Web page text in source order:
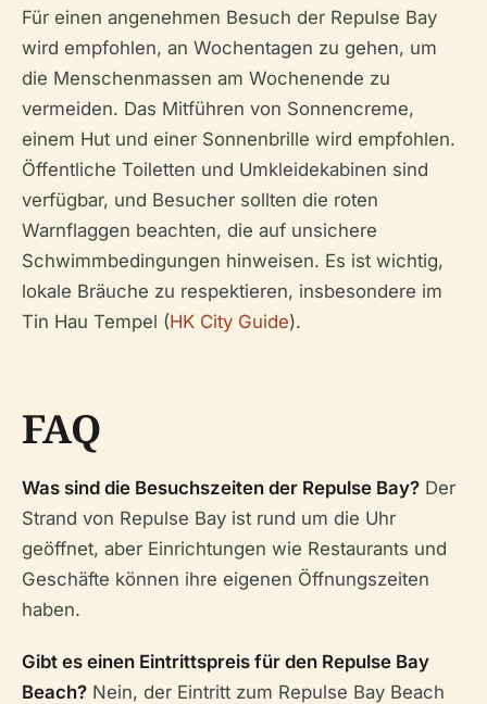
Für einen angenehmen Besuch der Repulse Bay
wird empfohlen, an Wochentagen zu gehen, um
die Menschenmassen am Wochenende zu
vermeiden. Das Mitführen von Sonnencreme,
einem Hut und einer Sonnenbrille wird empfohlen.
Öffentliche Toiletten und Umkleidekabinen sind
verfügbar, und Besucher sollten die roten
Warnflaggen beachten, die auf unsichere
Schwimmbedingungen hinweisen. Es ist wichtig,
lokale Bräuche zu respektieren, insbesondere im
Tin Hau Tempel (HK City Guide).
FAQ
Was sind die Besuchszeiten der Repulse Bay? Der
Strand von Repulse Bay ist rund um die Uhr
geöffnet, aber Einrichtungen wie Restaurants und
Geschäfte können ihre eigenen Öffnungszeiten
haben.
Gibt es einen Eintrittspreis für den Repulse Bay
Beach? Nein, der Eintritt zum Repulse Bay Beach